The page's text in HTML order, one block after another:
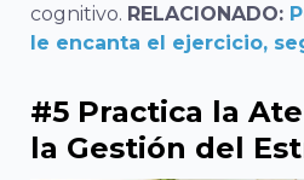
cognitivo. RELACIONADO:
le encanta el ejercicio,
#5 Practica la
la Gestión del